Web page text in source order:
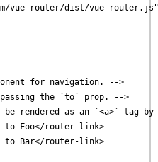
vue-router/dist/vue-
for navigation. -->
the `to` prop. -->
rendered as an `<a>` tag by
to Foo</router-link>
to Bar</router-link>